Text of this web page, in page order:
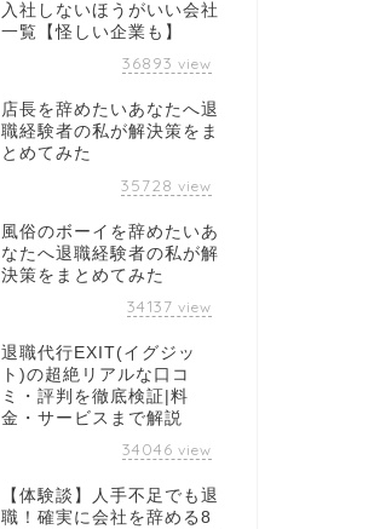
入社しないほうがいい会社
一覧【怪しい企業も】
36893 view
店長を辞めたいあなたへ退
職経験者の私が解決策をま
とめてみた
35728 view
風俗のボーイを辞めたいあ
なたへ退職経験者の私が解
決策をまとめてみた
34137 view
退職代行EXIT(イグジッ
ト)の超絶リアルな口コ
ミ・評判を徹底検証|料
金・サービスまで解説
34046 view
【体験談】人手不足でも退
職！確実に会社を辞める8